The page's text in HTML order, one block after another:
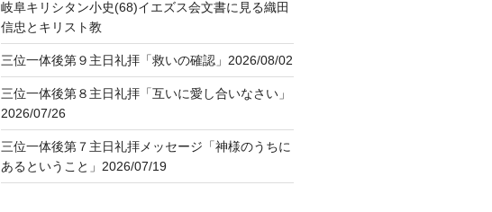
岐阜キリシタン小史(68)イエズス会文書に見る織田
信忠とキリスト教
三位一体後第９主日礼拝「救いの確認」2026/08/02
三位一体後第８主日礼拝「互いに愛し合いなさい」
2026/07/26
三位一体後第７主日礼拝メッセージ「神様のうちに
あるということ」2026/07/19